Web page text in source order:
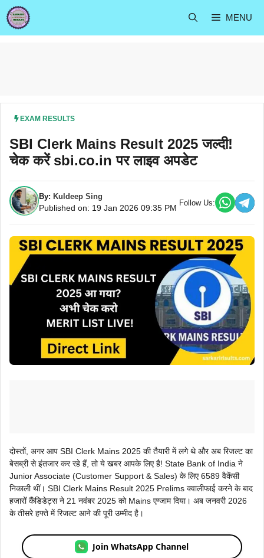
Skip
to
content
MENU
EXAM RESULTS
SBI Clerk Mains Result 2025 जल्दी!
चेक करें sbi.co.in पर लाइव अपडेट
By: Kuldeep Sing
Published on: 19 Jan 2026 09:35 PM
Follow Us:
दोस्तों, अगर आप SBI Clerk Mains 2025 की तैयारी में लगे थे और अब रिजल्ट का
बेसब्री से इंतजार कर रहे हैं, तो ये खबर आपके लिए है! State Bank of India ने
Junior Associate (Customer Support & Sales) के लिए 6589 वैकेंसी
निकाली थीं। SBI Clerk Mains Result 2025 Prelims क्वालीफाई करने के बाद
हजारों कैंडिडेट्स ने 21 नवंबर 2025 को Mains एग्जाम दिया। अब जनवरी 2026
के तीसरे हफ्ते में रिजल्ट आने की पूरी उम्मीद है।
Join WhatsApp Channel